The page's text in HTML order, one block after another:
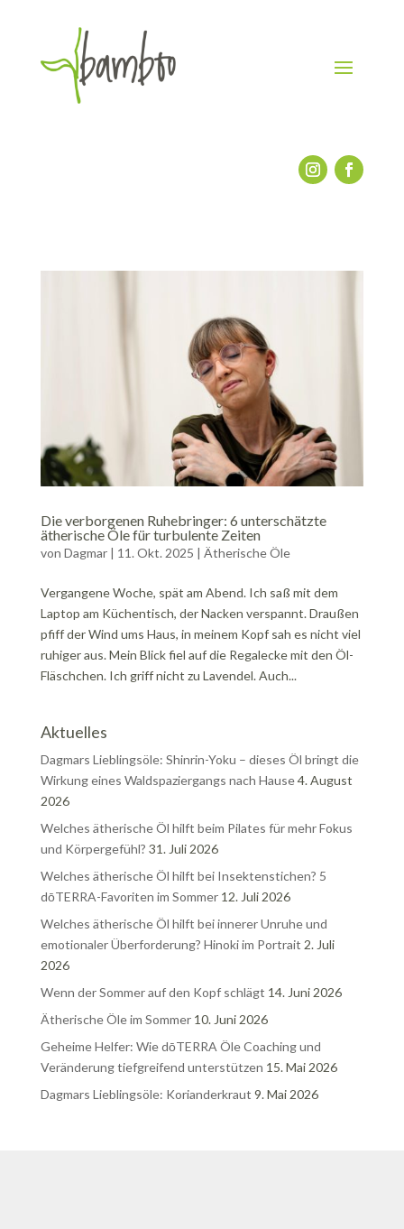
Die verborgenen Ruhebringer: 6 unterschätzte
ätherische Öle für turbulente Zeiten
von Dagmar| 11. Okt. 2025 | Ätherische Öle
Vergangene Woche, spät am Abend. Ich saß mit dem
Laptop am Küchentisch, der Nacken verspannt. Draußen
pfiff der Wind ums Haus, in meinem Kopf sah es nicht viel
ruhiger aus. Mein Blick fiel auf die Regalecke mit den Öl-
Fläschchen. Ich griff nicht zu Lavendel. Auch...
Aktuelles
Dagmars Lieblingsöle: Shinrin-Yoku – dieses Öl bringt die
Wirkung eines Waldspaziergangs nach Hause4. August
2026
Welches ätherische Öl hilft beim Pilates für mehr Fokus
und Körpergefühl? 31. Juli 2026
Welches ätherische Öl hilft bei Insektenstichen? 5
dōTERRA-Favoriten im Sommer 12. Juli 2026
Welches ätherische Öl hilft bei innerer Unruhe und
emotionaler Überforderung? Hinoki im Portrait 2. Juli
2026
Wenn der Sommer auf den Kopf schlägt 14. Juni 2026
Ätherische Öle im Sommer 10. Juni 2026
Geheime Helfer: Wie dōTERRA Öle Coaching und
Veränderung tiefgreifend unterstützen 15. Mai 2026
Dagmars Lieblingsöle: Korianderkraut 9. Mai 2026